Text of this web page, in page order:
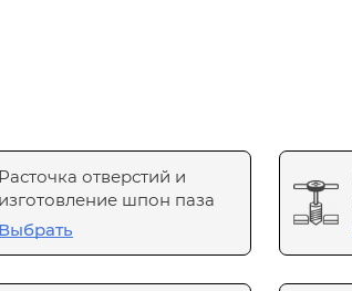
отверстий и
шпон паза